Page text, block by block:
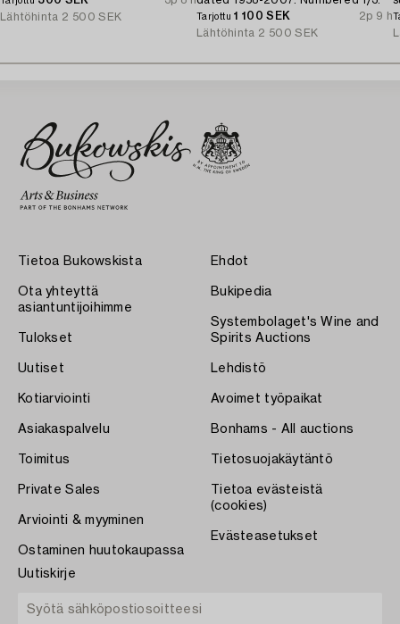
Lähtöhinta 2 500 SEK Tarjottu1 100 SEK
2p 9 h
Lähtöhinta 2 500 SEK
Tietoa Bukowskista
Ota yhteyttä
asiantuntijoihimme
Tulokset
Uutiset
Kotiarviointi
Asiakaspalvelu
Toimitus
Private Sales
Arviointi & myyminen
Ostaminen huutokaupassa
Ehdot
Bukipedia
Systembolaget's Wine and
Spirits Auctions
Lehdistö
Avoimet työpaikat
Bonhams - All auctions
Tietosuojakäytäntö
Tietoa evästeistä
(cookies)
Evästeasetukset
Uutiskirje